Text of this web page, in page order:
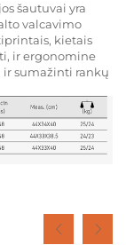
šautuvai yra
valcavimo
kietais
ir ergonomine
sumažinti rankų